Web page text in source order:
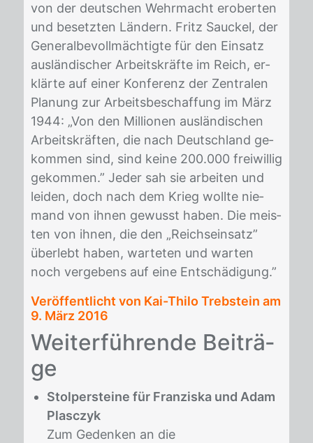
von der deut­schen Wehr­macht er­ober­ten
und be­setz­ten Län­dern. Fritz Sau­ckel, der
Ge­ne­ral­be­voll­mäch­tig­te für den Ein­satz
aus­län­di­scher Ar­beits­kräf­te im Reich, er­
klär­te auf ei­ner Kon­fe­renz der Zen­tra­len
Pla­nung zur Ar­beits­be­schaf­fung im März
1944: „Von den Mil­lio­nen aus­län­di­schen
Ar­beits­kräf­ten, die nach Deutsch­land ge­
kom­men sind, sind kei­ne 200.000 frei­wil­lig
ge­kom­men.” Je­der sah sie ar­bei­ten und
lei­den, doch nach dem Krieg woll­te nie­
mand von ih­nen ge­wusst ha­ben. Die meis­
ten von ih­nen, die den „Reich­s­ein­satz”
über­lebt ha­ben, war­te­ten und war­ten
noch ver­ge­bens auf eine Ent­schä­di­gung.”
Veröffentlicht von Kai-Thilo Trebstein am
9. März 2016
Wei­ter­füh­ren­de Bei­trä­
ge
Stolpersteine für Franziska und Adam
Plasczyk
Zum Gedenken an die